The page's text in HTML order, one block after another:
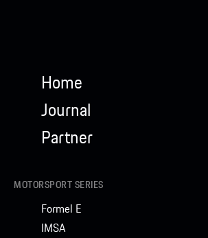
Home
Journal
Partner
MOTORSPORT SERIES
Formel E
IMSA